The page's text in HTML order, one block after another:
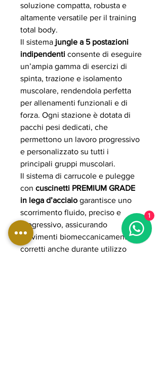
soluzione compatta, robusta e
altamente versatile per il training
total body.
Il sistema jungle a 5 postazioni
indipendenti consente di eseguire
un’ampia gamma di esercizi di
spinta, trazione e isolamento
muscolare, rendendola perfetta
per allenamenti funzionali e di
forza. Ogni stazione è dotata di
pacchi pesi dedicati, che
permettono un lavoro progressivo
e personalizzato su tutti i
principali gruppi muscolari.
Il sistema di carrucole e pulegge
con cuscinetti PREMIUM GRADE
in lega d’acciaio garantisce uno
scorrimento fluido, preciso e
progressivo, assicurando
movimenti biomeccanicamente
corretti anche durante utilizzo
1